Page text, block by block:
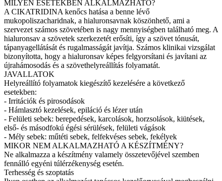
MILYEN ESETEKBEN ALKALMAZHATÓ?
A CIKATRIDINA kenőcs hatása a benne lévő
mukopoliszacharidnak, a hialuronsavnak köszönhető, ami a
szervezet számos szövetében is nagy mennyiségben található meg. A
hialuronsav a szövetek szerkezetét erősíti, így a szövet tónusát,
tápanyagellátását és rugalmasságát javítja. Számos klinikai vizsgálat
bizonyította, hogy a hialuronsav képes felgyorsítani és javítani az
újrahámosodás és a szövethelyreállítás folyamatát.
JAVALLATOK
Helyreállító folyamatok kiegészítő kezelésére a következő
esetekben:
- Irritációk és pirosodások
- Hámlasztó kezelések, epiláció és lézer után
- Felületi sebek: berepedések, karcolások, horzsolások, kiütések,
első- és másodfokú égési sérülések, felületi vágások
- Mély sebek: műtéti sebek, felfekvéses sebek, fekélyek
MIKOR NEM ALKALMAZHATÓ A KÉSZÍTMÉNY?
Ne alkalmazza a készítmény valamely összetevőjével szemben
fennálló egyéni túlérzékenység esetén.
Terhesség és szoptatás